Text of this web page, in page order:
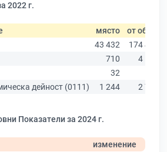
2022 г.
място от общо
43 432
174 403
710
4 191
32
дейност (0111)
1 244 2 706
Показатели за 2024 г.
изменение